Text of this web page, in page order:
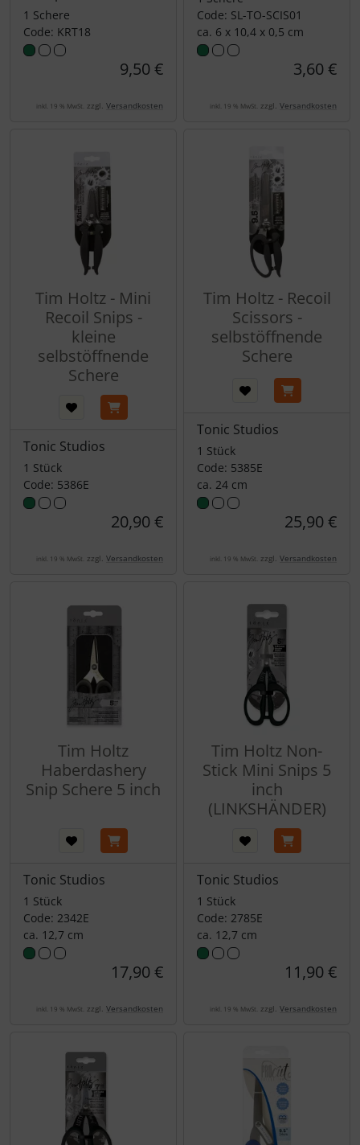
1 Schere
Code: KRT18
9,50 €
inkl. 19 % MwSt. zzgl. Versandkosten
Code: SL-TO-SCIS01
ca. 6 x 10,4 x 0,5 cm
3,60 €
inkl. 19 % MwSt. zzgl. Versandkosten
Tim Holtz - Mini
Recoil Snips -
kleine
selbstöffnende
Schere
Tonic Studios
1 Stück
Code: 5386E
20,90 €
inkl. 19 % MwSt. zzgl. Versandkosten
Tim Holtz - Recoil
Scissors -
selbstöffnende
Schere
Tonic Studios
1 Stück
Code: 5385E
ca. 24 cm
25,90 €
inkl. 19 % MwSt. zzgl. Versandkosten
Tim Holtz
Haberdashery
Snip Schere 5 inch
Tonic Studios
1 Stück
Code: 2342E
ca. 12,7 cm
17,90 €
inkl. 19 % MwSt. zzgl. Versandkosten
Tim Holtz Non-
Stick Mini Snips 5
inch
(LINKSHÄNDER)
Tonic Studios
1 Stück
Code: 2785E
ca. 12,7 cm
11,90 €
inkl. 19 % MwSt. zzgl. Versandkosten